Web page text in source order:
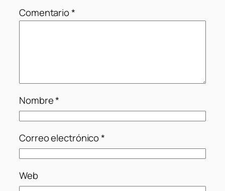
Comentario*
Nombre*
Correo electrónico*
Web